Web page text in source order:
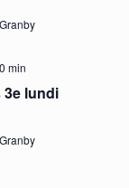
min
3e lundi